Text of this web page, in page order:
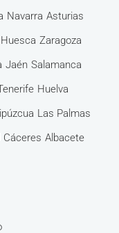
Navarra Asturias
Huesca Zaragoza
Jaén Salamanca
Huelva
Las Palmas
Cáceres Albacete